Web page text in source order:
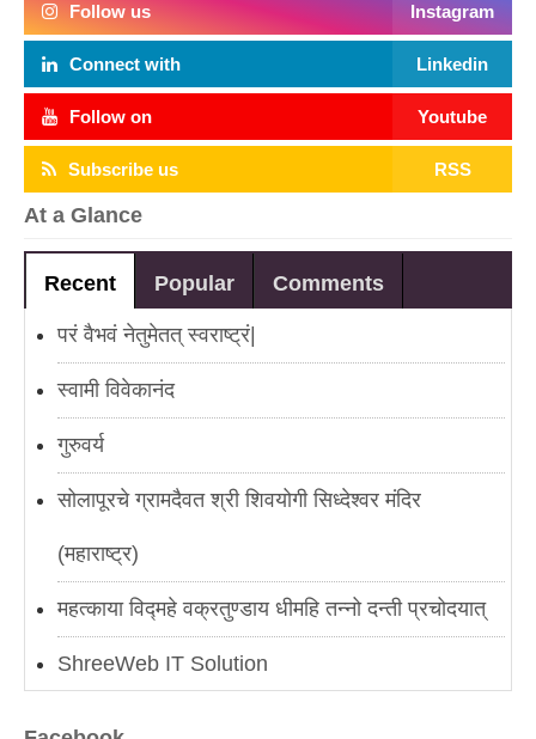
Follow us Instagram
Connect with Linkedin
Follow on Youtube
Subscribe us RSS
At a Glance
Recent Popular Comments
परं वैभवं नेतुमेतत् स्वराष्ट्रं|
स्वामी विवेकानंद
गुरुवर्य
सोलापूरचे ग्रामदैवत श्री शिवयोगी सिध्देश्वर मंदिर
(महाराष्ट्र)
महत्काया विद्महे वक्रतुण्डाय धीमहि तन्नो दन्ती प्रचोदयात्
ShreeWeb IT Solution